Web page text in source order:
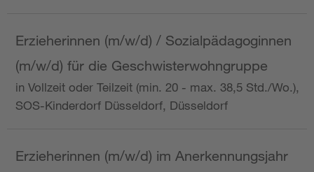
Erzieherinnen (m/w/d) / Sozialpädagoginnen
(m/w/d) für die Geschwisterwohngruppe
in Vollzeit oder Teilzeit (min. 20 - max. 38,5 Std./Wo.),
SOS-Kinderdorf Düsseldorf, Düsseldorf
Erzieherinnen (m/w/d) im Anerkennungsjahr